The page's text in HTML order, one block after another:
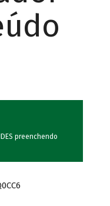
preenchendo